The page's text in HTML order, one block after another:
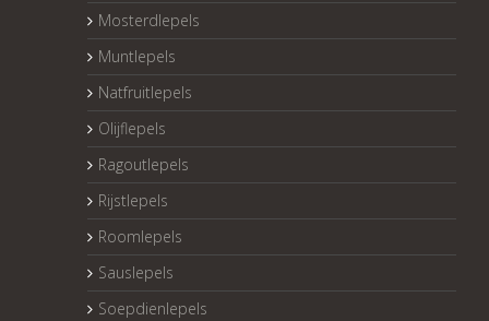
Mosterdlepels
Muntlepels
Natfruitlepels
Olijflepels
Ragoutlepels
Rijstlepels
Roomlepels
Sauslepels
Soepdienlepels